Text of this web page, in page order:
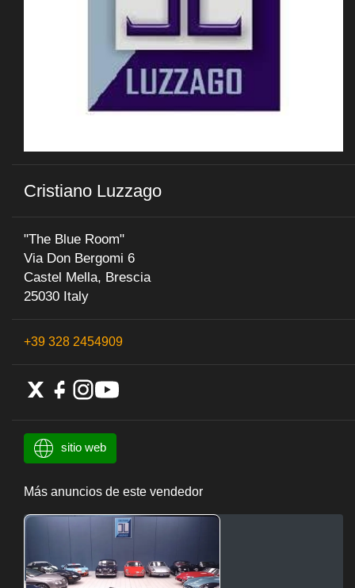
Cristiano Luzzago
"The Blue Room"
Via Don Bergomi 6
Castel Mella, Brescia
25030 Italy
+39 328 2454909
sitio web
Más anuncios de este vendedor